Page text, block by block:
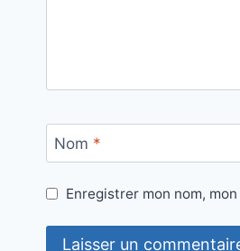
Nom *
Enregistrer mon nom,